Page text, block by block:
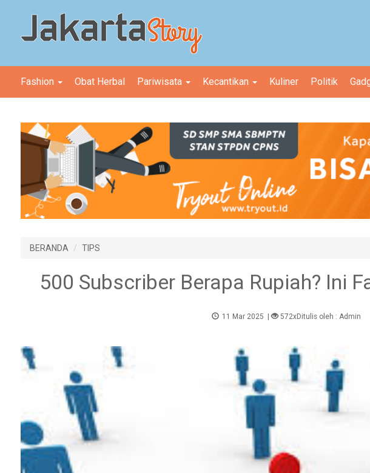
Fashion Obat Herbal Pariwisata Kecantikan Kuliner Politik
BERANDA TIPS
500 Subscriber Berapa Rupiah? Ini
11 Mar 2025 | 572xDitulis oleh : Admin